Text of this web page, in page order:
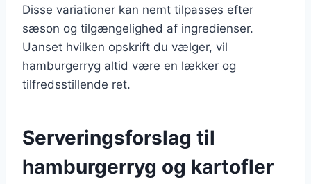
Disse variationer kan nemt tilpasses efter
sæson og tilgængelighed af ingredienser.
Uanset hvilken opskrift du vælger, vil
hamburgerryg altid være en lækker og
tilfredsstillende ret.
Serveringsforslag til
hamburgerryg og kartofler